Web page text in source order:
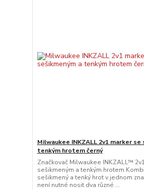
Milwaukee INKZALL 2v1 marker se
tenkým hrotem černý
Značkovač Milwaukee INKZALL™
sešikmeným a tenkým hrotem
sešikmený a tenký hrot v jednom
není nutné nosit dva různé ...